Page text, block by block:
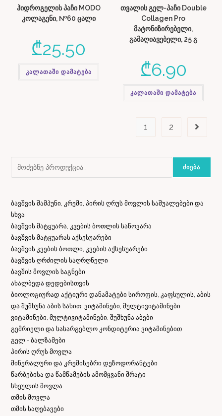
ჰიდროგელის პაჩი MODO
კოლაგენი, №60 ცალი
₾25.50
კალათაში დამატება
თვალის გელ-პაჩი Double
Collagen Pro
მატონიზირებელი,
გამაღიავებელი, 25 გ
₾6.90
კალათაში დამატება
1 2
ᲫᲘᲔᲑᲐ
ბავშვის შამპუნი, კრემი, პირის ღრუს მოვლის საშუალებები და
სხვა
ბავშვის მატყუარა, კვების ბოთლის საწოვარა
ბავშვის მატყუარას აქსესუარები
ბავშვის კვების ბოთლი, კვების აქსესუარები
ბავშვის ღრძილის საღრღნელი
ბავშის მოვლის საგნები
ახალბედა დედებისთვის
ბიოლოგიურად აქტიური დანამატები სიროფის, კაფსულის, აბის
და შუშხუნა აბის სახით; ვიტამინები, მულტივიტამინები
ვიტამინები, მულტივიტამინები, შუშხუნა აბები
გემრიელი და სასარგებლო კონდიტერია ვიტამინებით
გელ - ბალზამები
პირის ღრუს მოვლა
მინერალური და კრემისებრი დეზოდორანტები
წარბებისა და წამწამების ამომყვანი შრატი
სხეულის მოვლა
თმის მოვლა
თმის საღებავები